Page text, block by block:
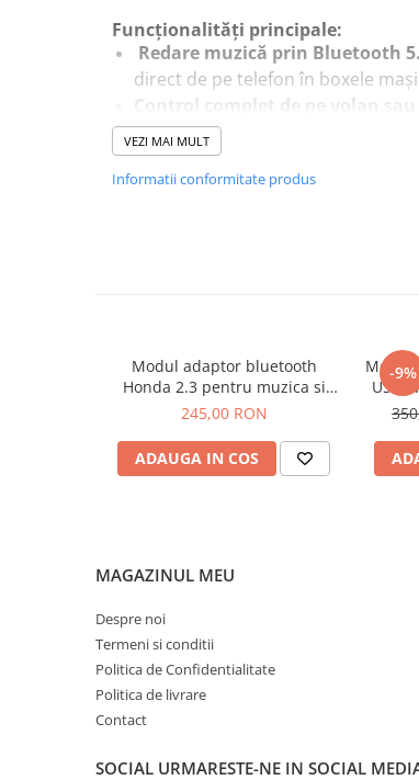
Funcționalități principale:
Redare muzică prin Bluetooth
direct de pe telefon în boxele
Control complet de pe volan sau
înainte/înapoi și gestionează
volan.
Apeluri hands-free– microfonul
– conectează
nedorite.
Compatibilitate modele Honda:
Honda Accord (2003–2011)
Honda CR-V (2005–2011)
Honda Odyssey (2005–2011)
Conținutul pachetului:
1x Interfață Bluetooth 5.0 USB
1x Microfon pentru apeluri
1x Cablu AUX-IN
VEZI MAI MULT
Informatii conformitate produs
Modul adaptor bluetooth
Honda 2.3 pentru muzica si
apeluri telefonice, 14 pini, plug
245,00 RON
ADAUGA IN COS
-9%
Modul
USB
MAGAZINUL MEU
Despre noi
Termeni si conditii
Politica de Confidentialitate
Politica de livrare
Contact
SOCIAL URMARESTE-NE IN SOCIAL